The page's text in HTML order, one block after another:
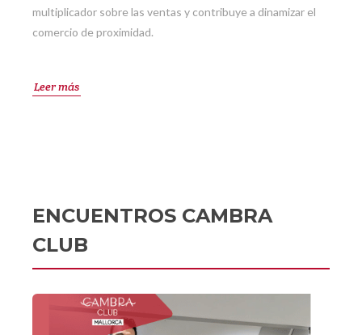
multiplicador sobre las ventas y contribuye a dinamizar el
comercio de proximidad.
Leer más
ENCUENTROS CAMBRA
CLUB